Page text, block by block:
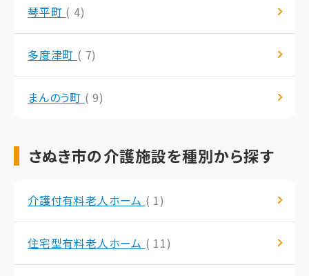
琴平町 ( 4)
多度津町 ( 7)
まんのう町 ( 9)
さぬき市の介護施設を種別から探す
介護付有料老人ホーム ( 1)
住宅型有料老人ホーム ( 11)